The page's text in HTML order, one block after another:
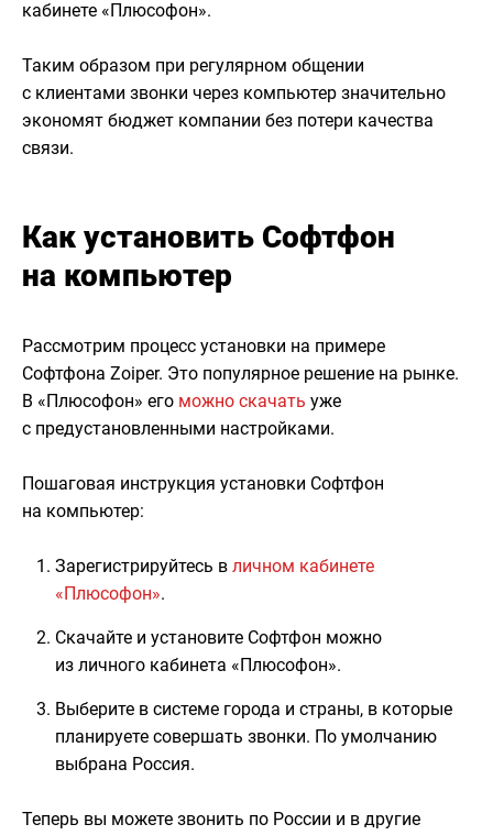
кабинете «Плюсофон».
Таким образом при регулярном общении
с клиентами звонки через компьютер значительно
экономят бюджет компании без потери качества
связи.
Как установить Софтфон
на компьютер
Рассмотрим процесс установки на примере
Софтфона Zoiper. Это популярное решение на рынке.
В «Плюсофон» его можно скачать уже
с предустановленными настройками.
Пошаговая инструкция установки Софтфон
на компьютер:
Зарегистрируйтесь в личном кабинете
«Плюсофон».
Скачайте и установите Софтфон можно
из личного кабинета «Плюсофон».
Выберите в системе города и страны, в которые
планируете совершать звонки. По умолчанию
выбрана Россия.
Теперь вы можете звонить по России и в другие